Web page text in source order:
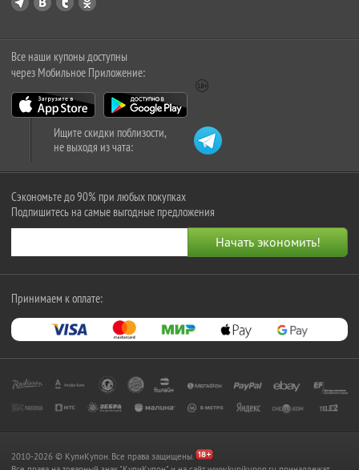
Все наши купоны доступны
через Мобильное Приложение:
Ищите скидки поблизости,
не выходя из чата:
Сэкономьте до 90% при любых покупках
Подпишитесь на самые выгодные предложения
Принимаем к оплате:
2010-2026 © КупиКупон. Все права защищены.